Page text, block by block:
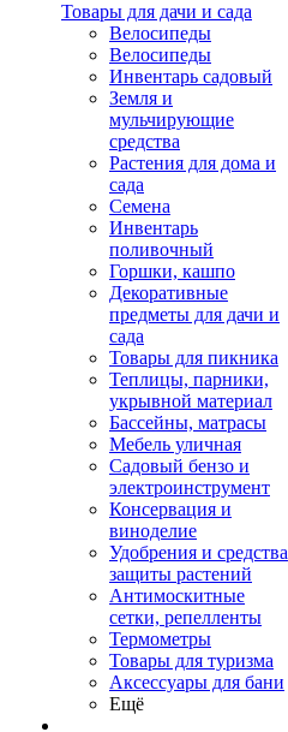
Товары для дачи и сада
Велосипеды
Велосипеды
Инвентарь садовый
Земля и
мульчирующие
средства
Растения для дома и
сада
Семена
Инвентарь
поливочный
Горшки, кашпо
Декоративные
предметы для дачи и
сада
Товары для пикника
Теплицы, парники,
укрывной материал
Бассейны, матрасы
Мебель уличная
Садовый бензо и
электроинструмент
Консервация и
виноделие
Удобрения и средства
защиты растений
Антимоскитные
сетки, репелленты
Термометры
Товары для туризма
Аксессуары для бани
Ещё